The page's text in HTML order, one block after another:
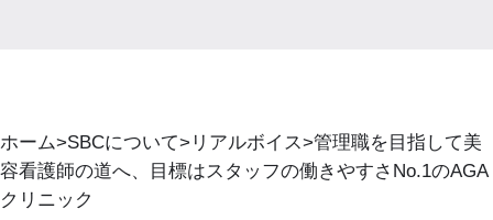
ホーム SBCについて リアルボイス
管理職を目指して美
容看護師の道へ、目標はスタッフの働きやすさNo.1のAGA
クリニック